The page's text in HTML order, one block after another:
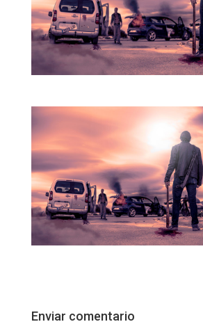
Enviar comentario